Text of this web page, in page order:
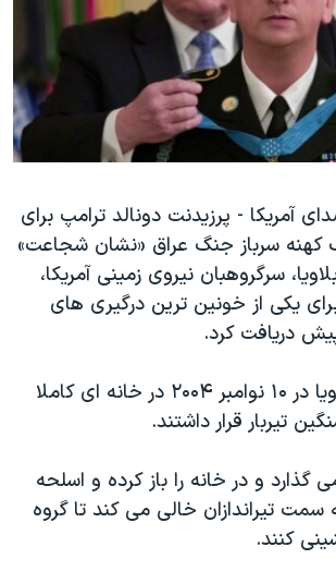
آمریکا ۲۰۲۴
به اسرائیل
آزادی
دادخواهی
کادر رهبری ایران
جایزه نوبل صلح
آمریکا - پرزیدنت دونالد ترامپ برای
کهنه سرباز جنگ عراق «نشان شجاعت»
سرگروهبان نیروی زمینی آمریکا،
یکی از خونین ترین درگیری های
سربازان جوخه بلاویا در ۱۰ نوامبر ۲۰۰۴ در خانه ای کاملا
تیربار قرار داشتند.
گذارد و در خانه را باز کرده و اسلحه
سمت تیراندازان خالی می کند تا گروه
کنند.